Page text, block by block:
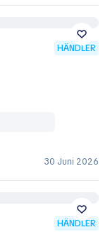
HÄNDLER
30 Juni 2026
HÄNDLER